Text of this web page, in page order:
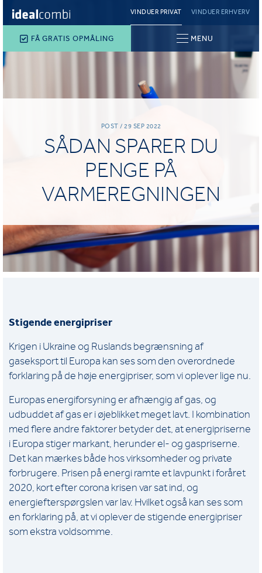
VINDUER PRIVAT VINDUER ERHVERV
FÅ GRATIS OPMÅLING MENU
POST / 29 SEP 2022
SÅDAN SPARER DU
PENGE PÅ
VARMEREGNINGEN
Stigende energipriser
Krigen i Ukraine og Ruslands begrænsning af
gaseksport til Europa kan ses som den overordnede
forklaring på de høje energipriser, som vi oplever lige nu.
Europas energiforsyning er afhængig af gas, og
udbuddet af gas er i øjeblikket meget lavt. I kombination
med flere andre faktorer betyder det, at energipriserne
i Europa stiger markant, herunder el- og gaspriserne.
Det kan mærkes både hos virksomheder og private
forbrugere. Prisen på energi ramte et lavpunkt i foråret
2020, kort efter corona krisen var sat ind, og
energiefterspørgslen var lav. Hvilket også kan ses som
en forklaring på, at vi oplever de stigende energipriser
som ekstra voldsomme.